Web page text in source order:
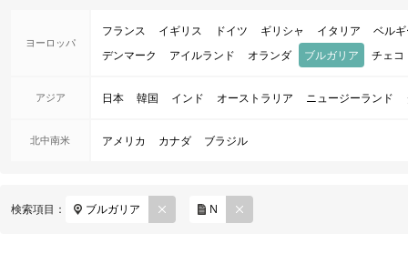
ヨーロッパ
フランス イギリス ドイツ ギリシャ イタリア
ベル
デンマーク
アイルランド オランダ ブルガリア チェコ
アジア 日本 韓国 インド オーストラリア ニュージーランド
北中南米 アメリカ カナダ ブラジル
検索項目： ブルガリア
REM
OVE N
REM
OVE